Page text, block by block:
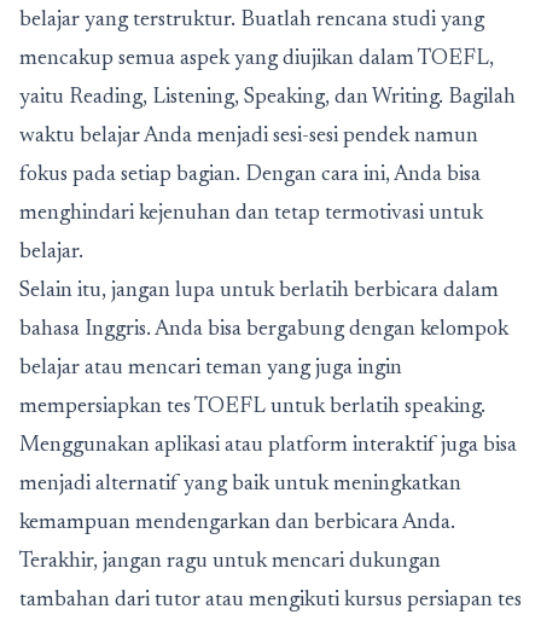
belajar yang terstruktur. Buatlah rencana studi yang
mencakup semua aspek yang diujikan dalam TOEFL,
yaitu Reading, Listening, Speaking, dan Writing. Bagilah
waktu belajar Anda menjadi sesi-sesi pendek namun
fokus pada setiap bagian. Dengan cara ini, Anda bisa
menghindari kejenuhan dan tetap termotivasi untuk
belajar.
Selain itu, jangan lupa untuk berlatih berbicara dalam
bahasa Inggris. Anda bisa bergabung dengan kelompok
belajar atau mencari teman yang juga ingin
mempersiapkan tes TOEFL untuk berlatih speaking.
Menggunakan aplikasi atau platform interaktif juga bisa
menjadi alternatif yang baik untuk meningkatkan
kemampuan mendengarkan dan berbicara Anda.
Terakhir, jangan ragu untuk mencari dukungan
tambahan dari tutor atau mengikuti kursus persiapan tes